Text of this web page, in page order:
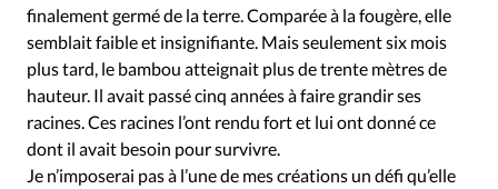
finalement germé de la terre. Comparée à la fougère, elle
semblait faible et insignifiante. Mais seulement six mois
plus tard, le bambou atteignait plus de trente mètres de
hauteur. Il avait passé cinq années à faire grandir ses
racines. Ces racines l’ont rendu fort et lui ont donné ce
dont il avait besoin pour survivre.
Je n’imposerai pas à l’une de mes créations un défi qu’elle